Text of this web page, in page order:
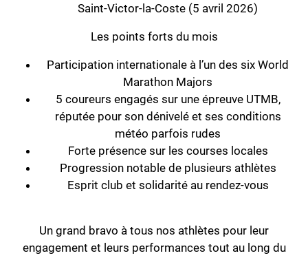
Saint‑Victor‑la‑Coste (5 avril 2026)
Les points forts du mois
Participation internationale à l’un des six World
Marathon Majors
5 coureurs engagés sur une épreuve UTMB,
réputée pour son dénivelé et ses conditions
météo parfois rudes
Forte présence sur les courses locales
Progression notable de plusieurs athlètes
Esprit club et solidarité au rendez‑vous
Un grand bravo à tous nos athlètes pour leur
engagement et leurs performances tout au long du